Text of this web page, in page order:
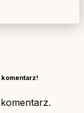
komentarz!